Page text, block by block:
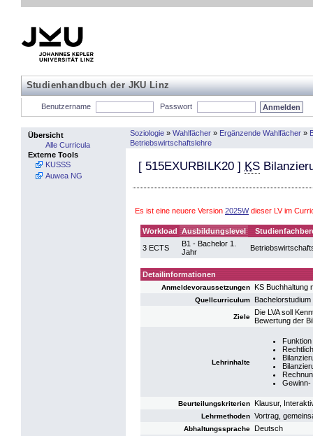
Studienhandbuch der JKU Linz
Benutzername Passwort
Übersicht
Alle Curricula
Externe Tools
KUSSS
Auwea NG
Soziologie » Wahlfächer » Ergänzende Wahlfächer »
Betriebswirtschaftslehre
[ 515EXURBILK20 ] KS
Es ist eine neuere Version 2025Wdieser LV im
Workload Ausbildungslevel
3 ECTS
B1 - Bachelor 1.
Jahr
Detailinformationen
Anmeldevoraussetzungen KS Buchhaltung
Quellcurriculum
Ziele
Die LVA soll
Bewertung der
Lehrinhalte
Gewinn-
Beurteilungskriterien Klausur,
Lehrmethoden Vortrag,
Abhaltungssprache Deutsch